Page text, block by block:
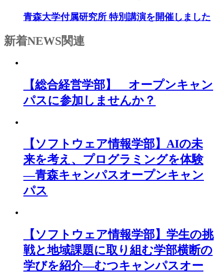
青森大学付属研究所 特別講演を開催しました
新着NEWS関連
【総合経営学部】 オープンキャン
パスに参加しませんか？
【ソフトウェア情報学部】AIの未
来を考え、プログラミングを体験
―青森キャンパスオープンキャン
パス
【ソフトウェア情報学部】学生の挑
戦と地域課題に取り組む学部横断の
学びを紹介―むつキャンパスオー